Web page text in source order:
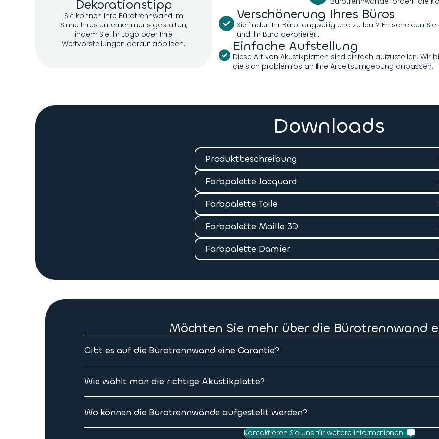
Dekorationstipp
Sie können Ihre Bürotrennwand im
Sinne Ihres Unternehmens gestalten,
indem Sie Ihr Logo oder Ihre
Wertvorstellungen darauf abbilden.
Verschönerung Ihres Büros
Sie finden Ihr Büro langweilig und zu laut? Entscheiden
und Ihr Büro dekorieren.
Einfache Aufstellung
Diese Art von Akustikplatten sind einfach aufzustellen.
die sich problemlos an Ihre Arbeitsumgebung anpassen.
Downloads
Produktbeschreibung
Farbpalette Jacquard
Farbpalette Toile
Farbpalette Maille 3D
Farbpalette Damier
Möchten Sie mehr über die Bürotrennwand
Gibt es auf die Bürotrennwand eine Garantie?
Wie wählt man die richtige Akustikplatte?
Befestigungssystem hängt von der räumlichen Beschaffenheit und der betroffenen Fläche ab.
Wo können die Bürotrennwände aufgestellt werden?
Mit den vielfältigen Befestigungssystemen können die Bürotrennwände an beliebiger Stelle auf
Kontaktieren Sie uns für weitere Informationen